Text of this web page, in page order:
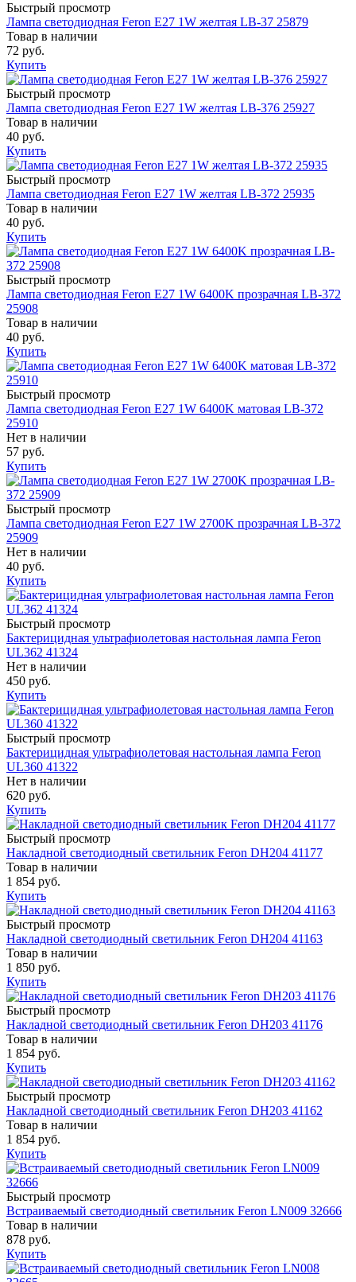
Быстрый просмотр
Лампа светодиодная Feron E27 1W желтая LB-37 25879
Товар в наличии
72 руб.
Купить
Быстрый просмотр
Лампа светодиодная Feron E27 1W желтая LB-376 25927
Товар в наличии
40 руб.
Купить
Быстрый просмотр
Лампа светодиодная Feron E27 1W желтая LB-372 25935
Товар в наличии
40 руб.
Купить
Быстрый просмотр
Лампа светодиодная Feron E27 1W 6400K прозрачная LB-372
25908
Товар в наличии
40 руб.
Купить
Быстрый просмотр
Лампа светодиодная Feron E27 1W 6400K матовая LB-372
25910
Нет в наличии
57 руб.
Купить
Быстрый просмотр
Лампа светодиодная Feron E27 1W 2700K прозрачная LB-372
25909
Нет в наличии
40 руб.
Купить
Быстрый просмотр
Бактерицидная ультрафиолетовая настольная лампа Feron
UL362 41324
Нет в наличии
450 руб.
Купить
Быстрый просмотр
Бактерицидная ультрафиолетовая настольная лампа Feron
UL360 41322
Нет в наличии
620 руб.
Купить
Быстрый просмотр
Накладной светодиодный светильник Feron DH204 41177
Товар в наличии
1 854 руб.
Купить
Быстрый просмотр
Накладной светодиодный светильник Feron DH204 41163
Товар в наличии
1 850 руб.
Купить
Быстрый просмотр
Накладной светодиодный светильник Feron DH203 41176
Товар в наличии
1 854 руб.
Купить
Быстрый просмотр
Накладной светодиодный светильник Feron DH203 41162
Товар в наличии
1 854 руб.
Купить
Быстрый просмотр
Встраиваемый светодиодный светильник Feron LN009 32666
Товар в наличии
878 руб.
Купить